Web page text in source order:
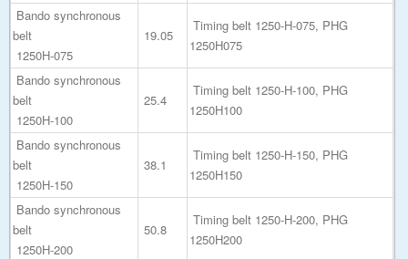
Bando synchronous
belt
1250H-075
19.05
Timing belt 1250-H-075, PHG
1250H075
Bando synchronous
belt
1250H-100
25.4
Timing belt 1250-H-100, PHG
1250H100
Bando synchronous
belt
1250H-150
38.1
Timing belt 1250-H-150, PHG
1250H150
Bando synchronous
belt
1250H-200
50.8
Timing belt 1250-H-200, PHG
1250H200